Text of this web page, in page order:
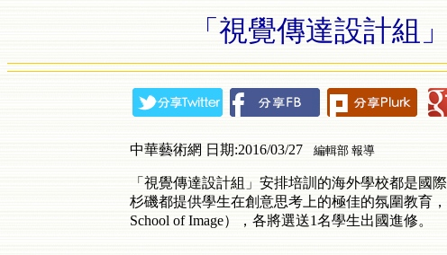
「視覺傳達設計組
中華藝術網 日期:2016/03/27 編輯部 報導
「視覺傳達設計組」安排培訓的海外學校都是國
杉磯都提供學生在創意思考上的極佳的氛圍教育
School of Image），各將選送1名學生出國進修。